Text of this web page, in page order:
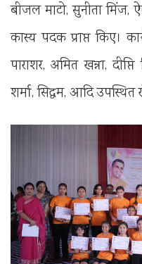
बीजल माटो, सुनीता मिंज,
कास्य पदक प्राप्त किए।
पाराशर, अमित खन्ना,
शर्मा, सिद्धम, आदि उपस्थित